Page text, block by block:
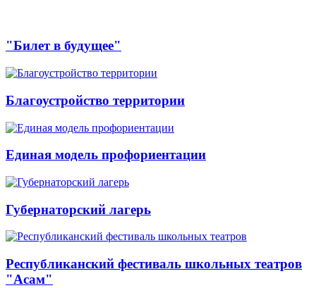
"Билет в будущее"
Благоустройство территории
Единая модель профориентации
Губернаторский лагерь
Республиканский фестиваль школьных театров
"Асам"